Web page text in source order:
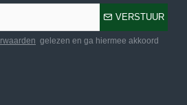
VERSTUUR
gelezen en ga hiermee akkoord